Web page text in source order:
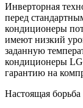
Инверторная
перед
кондиционеры
имеют низкий
заданную
кондиционеры
гарантию на
Настоящая